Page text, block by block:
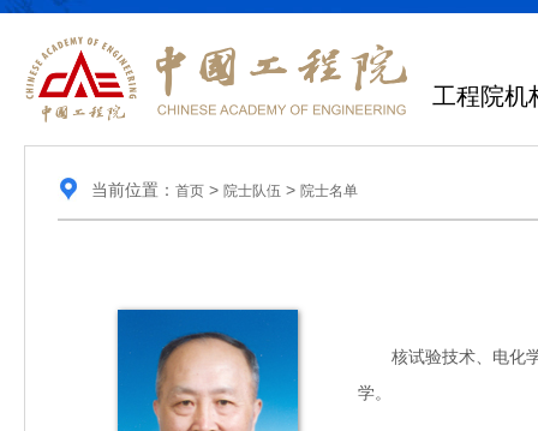
工程院机
当前位置： 首页> 院士队伍 > 院士名单
核试验技术、电化学
学。